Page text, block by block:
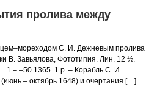
пролива между
С. И. Дежневым пролива
В. Завьялова, Фототипия. Лин. 12 ½.
–50 1365. 1 р. – Корабль С. И.
– октябрь 1648) и очертания […]